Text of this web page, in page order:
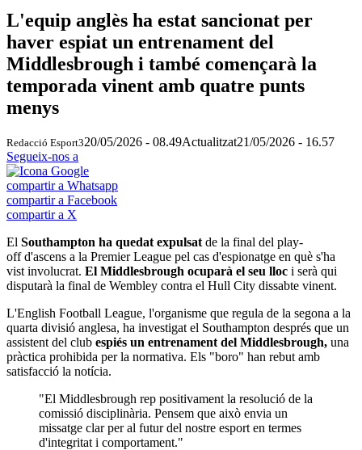
L'equip anglès ha estat sancionat per
haver espiat un entrenament del
Middlesbrough i també començarà la
temporada vinent amb quatre punts
menys
Redacció Esport320/05/2026 - 08.49Actualitzat21/05/2026 - 16.57
Segueix-nos a
compartir a Whatsapp
compartir a Facebook
compartir a X
El Southampton ha quedat expulsat de la final del play-
off d'ascens a la Premier League pel cas d'espionatge en què s'ha
vist involucrat. El Middlesbrough ocuparà el seu lloc i serà qui
disputarà la final de Wembley contra el Hull City dissabte vinent.
L'English Football League, l'organisme que regula de la segona a la
quarta divisió anglesa, ha investigat el Southampton després que un
assistent del club espiés un entrenament del Middlesbrough, una
pràctica prohibida per la normativa. Els "boro" han rebut amb
satisfacció la notícia.
"El Middlesbrough rep positivament la resolució de la
comissió disciplinària. Pensem que això envia un
missatge clar per al futur del nostre esport en termes
d'integritat i comportament."